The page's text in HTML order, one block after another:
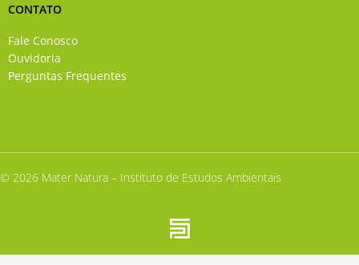
CONTATO
Fale Conosco
Ouvidoria
Perguntas Frequentes
© 2026 Mater Natura – Instituto de Estudos Ambientais